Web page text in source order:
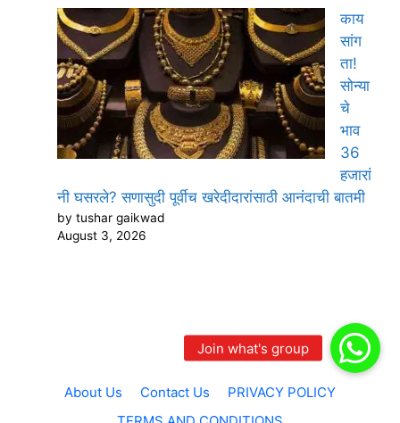
काय
सांग
ता!
सोन्या
चे
भाव
36
हजारां
नी घसरले? सणासुदी पूर्वीच खरेदीदारांसाठी आनंदाची बातमी
by tushar gaikwad
August 3, 2026
About Us Contact Us
PRIVACY POLICY